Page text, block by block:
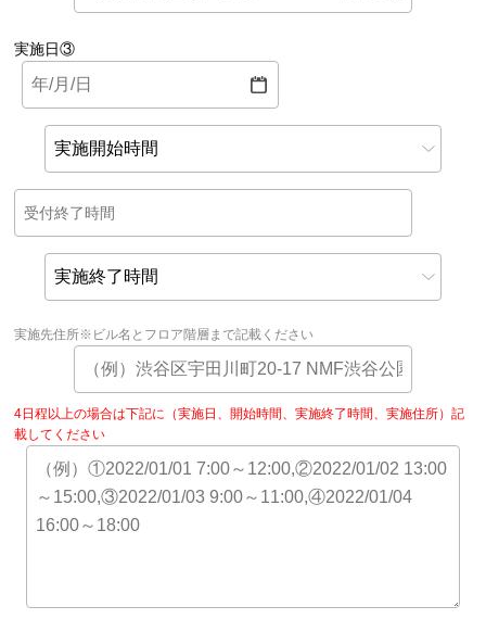
実施日③
受付終了時間
実施先住所※ビル名とフロア階層まで記載ください
4日程以上の場合は下記に（実施日、開始時間、実施終了時間、実施住所）記
載してください